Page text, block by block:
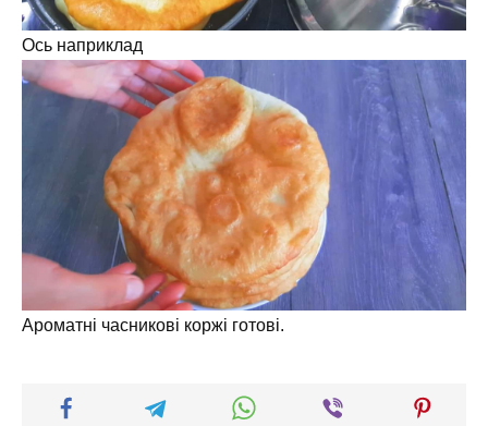
Ось наприклад
Ароматні часникові коржі готові.